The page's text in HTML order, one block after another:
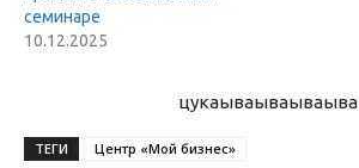
семинаре
10.12.2025
цукаываываываыва
ТЕГИ Центр «Мой бизнес»